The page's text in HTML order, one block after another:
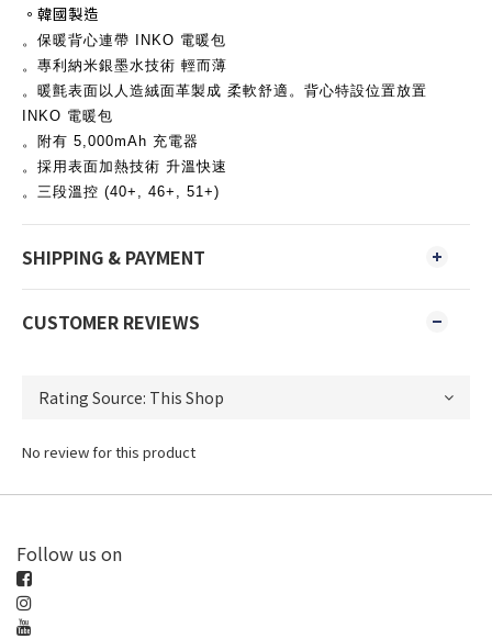
。韓國製造
。保暖背心連帶 INKO 電暖包
。專利納米銀墨水技術 輕而薄
。 暖氈表面以 人造絨面革製成 柔軟舒適 。背心特設位置放置
INKO 電暖包
。附有 5,000mAh 充電器
。採用表面加熱技術 升溫快速
。三段溫控 (40+, 46+, 51+)
SHIPPING & PAYMENT
CUSTOMER REVIEWS
No review for this product
Follow us on